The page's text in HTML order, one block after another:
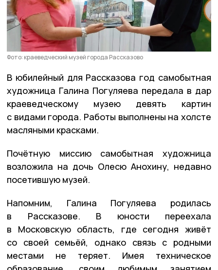
Фото: краеведческий музей города Рассказово
В юбилейный для Рассказова год самобытная
художница Галина Погуляева передала в дар
краеведческому музею девять картин
с видами города. Работы выполнены на холсте
масляными красками.
Почётную миссию самобытная художница
возложила на дочь Олесю Анохину, недавно
посетившую музей.
Напомним, Галина Погуляева родилась
в Рассказове. В юности переехала
в Московскую область, где сегодня живёт
со своей семьёй, однако связь с родными
местами не теряет. Имея техническое